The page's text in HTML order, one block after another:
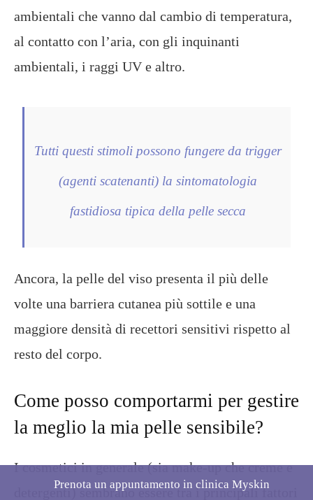
ambientali che vanno dal cambio di temperatura,
al contatto con l’aria, con gli inquinanti
ambientali, i raggi UV e altro.
Tutti questi stimoli possono fungere da trigger
(agenti scatenanti) la sintomatologia
fastidiosa tipica della pelle secca
Ancora, la pelle del viso presenta il più delle
volte una barriera cutanea più sottile e una
maggiore densità di recettori sensitivi rispetto al
resto del corpo.
Come posso comportarmi per gestire
la meglio la mia pelle sensibile?
I cosmetici in generale (sia make-up che creme e
detergenti) sembrano essere tra i principali fattori
Prenota un appuntamento in clinica Myskin